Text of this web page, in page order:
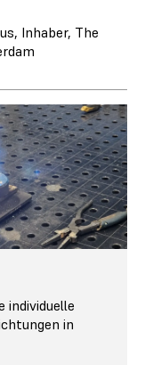
Inhaber, The
individuelle
in